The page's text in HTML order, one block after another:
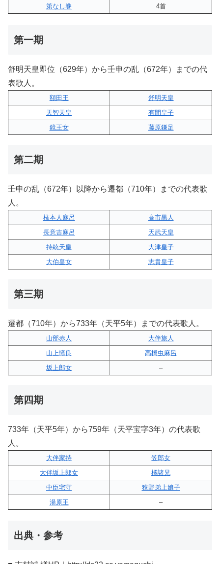
第なし巻
4首
第一期
舒明天皇即位（629年）から壬申の乱（672年）までの代
表歌人。
額田王
舒明天皇
天智天皇
有間皇子
鏡王女
藤原鎌足
第二期
壬申の乱（672年）以降から遷都（710年）までの代表歌
人。
柿本人麻呂
高市黒人
長意吉麻呂
天武天皇
持統天皇
大津皇子
大伯皇女
志貴皇子
第三期
遷都（710年）から733年（天平5年）までの代表歌人。
山部赤人
大伴旅人
山上憶良
高橋虫麻呂
坂上郎女
–
第四期
733年（天平5年）から759年（天平宝字3年）の代表歌
人。
大伴家持
笠郎女
大伴坂上郎女
橘諸兄
中臣宅守
狭野弟上娘子
湯原王
–
出典・参考